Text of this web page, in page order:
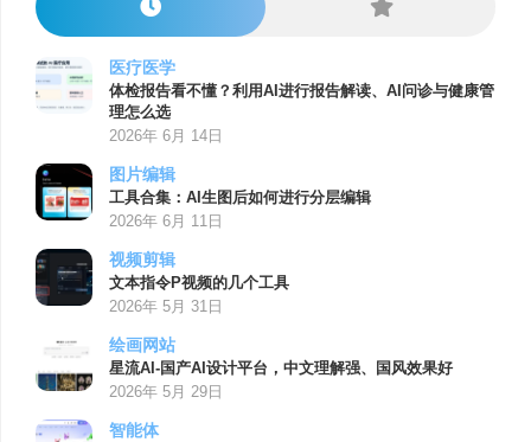
医疗医学
体检报告看不懂？利用AI进行报告解读、AI问诊与健康管
理怎么选
2026年 6月 14日
图片编辑
工具合集：AI生图后如何进行分层编辑
2026年 6月 11日
视频剪辑
文本指令P视频的几个工具
2026年 5月 31日
绘画网站
星流AI-国产AI设计平台，中文理解强、国风效果好
2026年 5月 29日
智能体